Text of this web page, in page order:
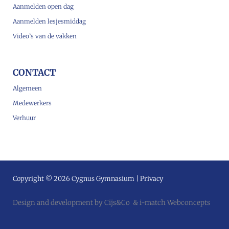
Aanmelden open dag
Aanmelden lesjesmiddag
Video’s van de vakken
CONTACT
Algemeen
Medewerkers
Verhuur
Copyright © 2026 Cygnus Gymnasium | Privacy
Design and development by Cijs&Co &i-match Webconcepts